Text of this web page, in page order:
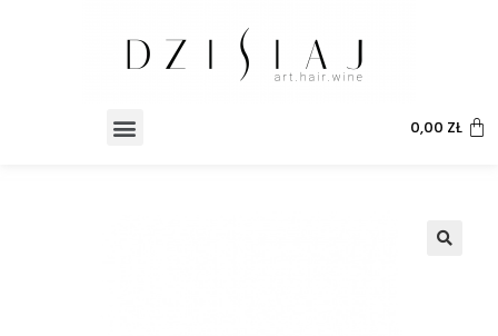
0,00 ZŁ